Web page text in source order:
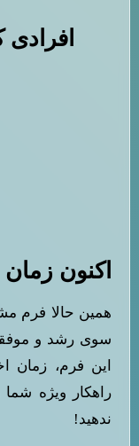
افرادی
اکنون
همین حالا فرم
سوی رشد و
این فرم، زمان
راهکار ویژه
ندهید!